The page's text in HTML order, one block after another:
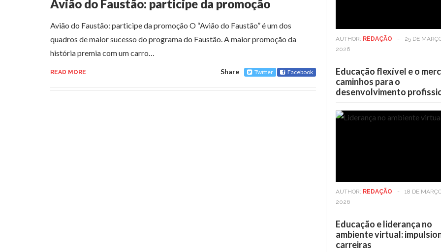
Avião do Faustão: participe da promoção
Avião do Faustão: participe da promoção O “Avião do Faustão” é um dos
quadros de maior sucesso do programa do Faustão. A maior promoção da
história premia com um carro…
READ MORE Share Twitter Facebook
AUTHOR: REDAÇÃO -
25 DE
2026
Educação flexível e o
caminhos para o
desenvolvimento
AUTHOR: REDAÇÃO -
18 DE
2026
Educação e liderança no
ambiente virtual:
carreiras